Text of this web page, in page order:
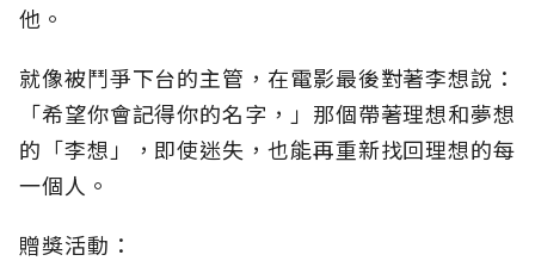
他。
就像被鬥爭下台的主管，在電影最後對著李想說：
「希望你會記得你的名字，」那個帶著理想和夢想
的「李想」，即使迷失，也能再重新找回理想的每
一個人。
贈獎活動：